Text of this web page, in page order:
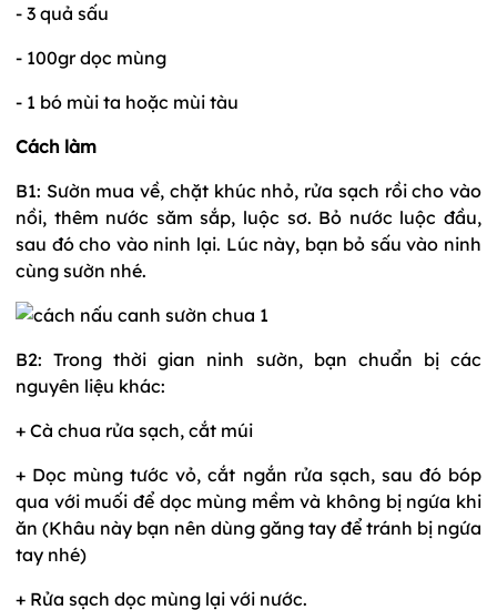
- 3 quả sấu
- 100gr dọc mùng
- 1 bó mùi ta hoặc mùi tàu
Cách làm
B1: Sườn mua về, chặt khúc nhỏ, rửa sạch rồi cho vào
nồi, thêm nước săm sắp, luộc sơ. Bỏ nước luộc đầu,
sau đó cho vào ninh lại. Lúc này, bạn bỏ sấu vào ninh
cùng sườn nhé.
B2: Trong thời gian ninh sườn, bạn chuẩn bị các
nguyên liệu khác:
+ Cà chua rửa sạch, cắt múi
+ Dọc mùng tước vỏ, cắt ngắn rửa sạch, sau đó bóp
qua với muối để dọc mùng mềm và không bị ngứa khi
ăn (Khâu này bạn nên dùng găng tay để tránh bị ngứa
tay nhé)
+ Rửa sạch dọc mùng lại với nước.